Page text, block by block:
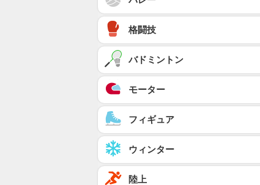
格闘技
バドミントン
モーター
フィギュア
ウィンター
陸上